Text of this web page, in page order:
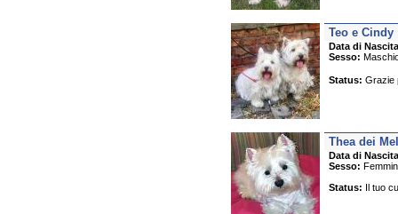
Teo e Cindy
Data di
Sesso:
Status: Grazie
Thea dei
Data di
Sesso:
Status: Il tuo